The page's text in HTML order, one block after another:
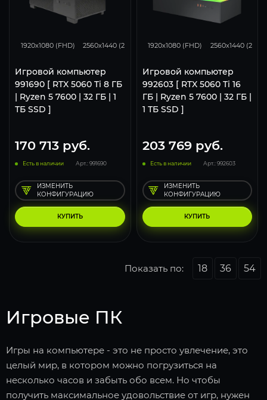
1920x1080 (FHD) 2560x1440 (2K) 3840x2160 (4K)
Игровой компьютер
991690 [ RTX 5060 Ti 8 ГБ
| Ryzen 5 7600 | 32 ГБ | 1
ТБ SSD ]
170 713 руб.
Есть в наличии Арт.: 991690
КУПИТЬ
ИЗМЕНИТЬ
КОНФИГУРАЦИЮ
1920x1080 (FHD) 2560x1440 (2K)
Игровой компьютер
992603 [ RTX 5060 Ti 16
ГБ | Ryzen 5 7600 | 32 ГБ |
1 ТБ SSD ]
203 769руб.
Есть в наличии Арт.: 992603
КУПИТЬ
ИЗМЕНИТЬ
КОНФИГУРАЦИЮ
Показать по: 18 36 54
Игровые ПК
Игры на компьютере - это не просто увлечение, это
целый мир, в котором можно погрузиться на
несколько часов и забыть обо всем. Но чтобы
получить максимальное удовольствие от игр, нужен